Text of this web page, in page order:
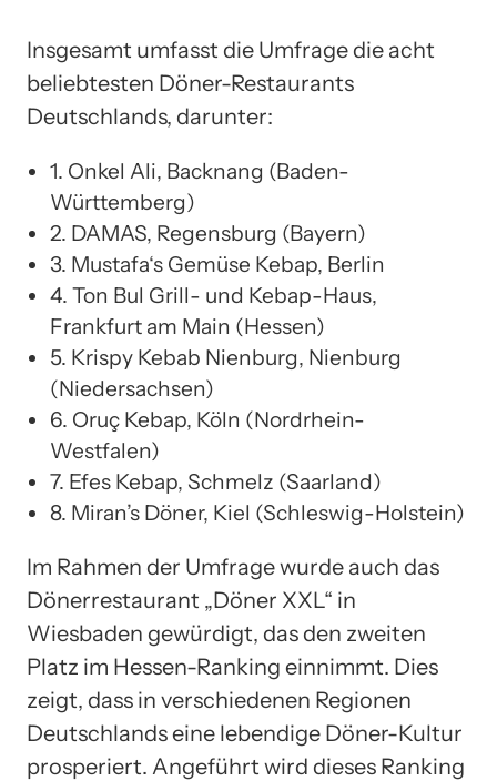
Insgesamt umfasst die Umfrage die acht
beliebtesten Döner-Restaurants
Deutschlands, darunter:
1. Onkel Ali, Backnang (Baden-
Württemberg)
2. DAMAS, Regensburg (Bayern)
3. Mustafa‘s Gemüse Kebap, Berlin
4. Ton Bul Grill- und Kebap-Haus,
Frankfurt am Main (Hessen)
5. Krispy Kebab Nienburg, Nienburg
(Niedersachsen)
6. Oruç Kebap, Köln (Nordrhein-
Westfalen)
7. Efes Kebap, Schmelz (Saarland)
8. Miran’s Döner, Kiel (Schleswig-Holstein)
Im Rahmen der Umfrage wurde auch das
Dönerrestaurant „Döner XXL“ in
Wiesbaden gewürdigt, das den zweiten
Platz im Hessen-Ranking einnimmt. Dies
zeigt, dass in verschiedenen Regionen
Deutschlands eine lebendige Döner-Kultur
prosperiert. Angeführt wird dieses Ranking